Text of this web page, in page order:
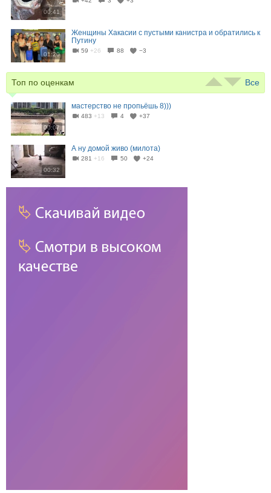
00:41
01:20
Женщины Хакасии с пустыми канистра и обратились к
Путину
59 +26 88 −3
Топ по оценкам Все
00:07
мастерство не пропьёшь 8)))
483 +13 4 +37
00:32
А ну домой живо (милота)
281 +16 50 +24